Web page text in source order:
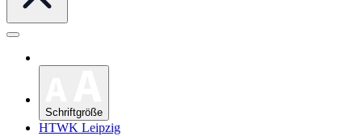
Schriftgröße
HTWK Leipzig